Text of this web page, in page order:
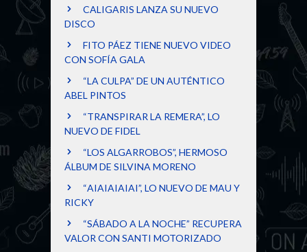
CALIGARIS LANZA SU NUEVO
DISCO
FITO PÁEZ TIENE NUEVO VIDEO
CON SOFÍA GALA
“LA CULPA” DE UN AUTÉNTICO
ABEL PINTOS
“TRANSPIRAR LA REMERA”, LO
NUEVO DE FIDEL
“LOS ALGARROBOS”, HERMOSO
ÁLBUM DE SILVINA MORENO
“AIAIAIAIAI”, LO NUEVO DE MAU Y
RICKY
“SÁBADO A LA NOCHE” RECUPERA
VALOR CON SANTI MOTORIZADO